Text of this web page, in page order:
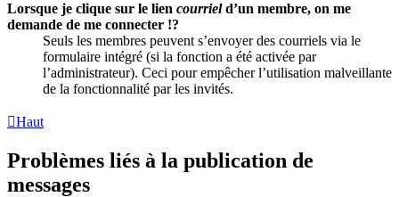
Lorsque je clique sur le lien courrield’un membre, on me
demande de me connecter !?
Seuls les membres peuvent s’envoyer des courriels via le
formulaire intégré (si la fonction a été activée par
l’administrateur). Ceci pour empêcher l’utilisation malveillante
de la fonctionnalité par les invités.
Haut
Problèmes liés à la publication de
messages